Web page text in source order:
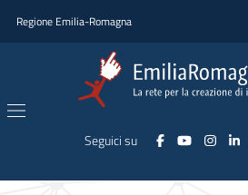
Regione Emilia-Romagna
Seguici su